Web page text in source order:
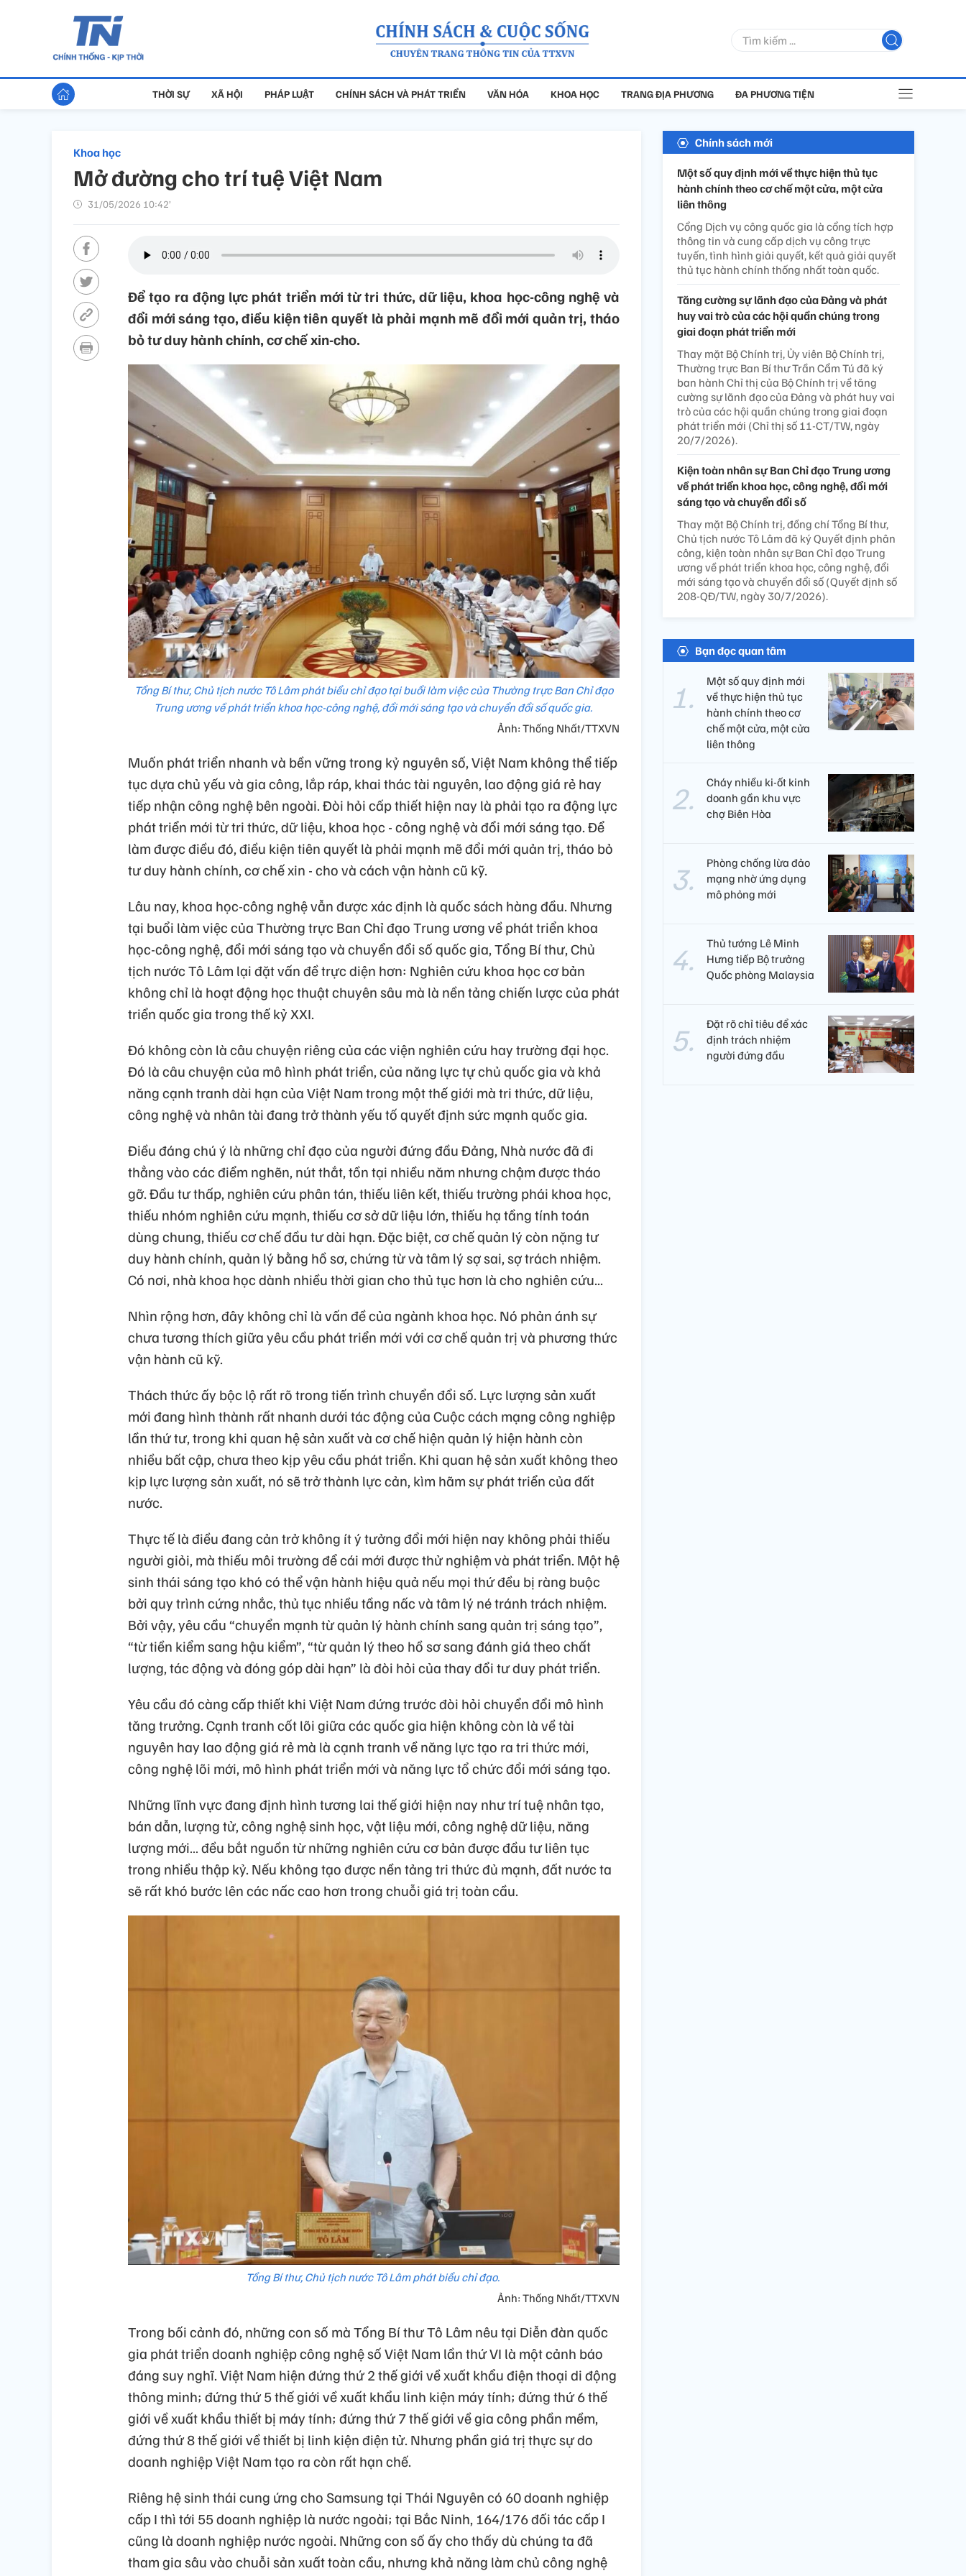
THỜI SỰ XÃ HỘI PHÁP LUẬT CHÍNH SÁCH VÀ PHÁT TRIỂN VĂN HÓA KHOA HỌC TRANG ĐỊA PHƯƠNG ĐA PHƯƠNG TIỆN
Khoa học
Mở đường cho trí tuệ Việt Nam
31/05/2026 10:42’
Để tạo ra động lực phát triển mới từ tri thức, dữ liệu, khoa học-công nghệ và
đổi mới sáng tạo, điều kiện tiên quyết là phải mạnh mẽ đổi mới quản trị, tháo
bỏ tư duy hành chính, cơ chế xin-cho.
Tổng Bí thư, Chủ tịch nước Tô Lâm phát biểu chỉ đạo tại buổi làm việc của Thường trực Ban Chỉ đạo
Trung ương về phát triển khoa học-công nghệ, đổi mới sáng tạo và chuyển đổi số quốc gia.
Ảnh: Thống Nhất/TTXVN
Muốn phát triển nhanh và bền vững trong kỷ nguyên số, Việt Nam không thể tiếp
tục dựa chủ yếu và gia công, lắp ráp, khai thác tài nguyên, lao động giá rẻ hay
tiếp nhận công nghệ bên ngoài. Đòi hỏi cấp thiết hiện nay là phải tạo ra động lực
phát triển mới từ tri thức, dữ liệu, khoa học - công nghệ và đổi mới sáng tạo. Để
làm được điều đó, điều kiện tiên quyết là phải mạnh mẽ đổi mới quản trị, tháo bỏ
tư duy hành chính, cơ chế xin - cho và cách vận hành cũ kỹ.
Lâu nay, khoa học-công nghệ vẫn được xác định là quốc sách hàng đầu. Nhưng
tại buổi làm việc của Thường trực Ban Chỉ đạo Trung ương về phát triển khoa
học-công nghệ, đổi mới sáng tạo và chuyển đổi số quốc gia, Tổng Bí thư, Chủ
tịch nước Tô Lâm lại đặt vấn đề trực diện hơn: Nghiên cứu khoa học cơ bản
không chỉ là hoạt động học thuật chuyên sâu mà là nền tảng chiến lược của phát
triển quốc gia trong thế kỷ XXI.
Đó không còn là câu chuyện riêng của các viện nghiên cứu hay trường đại học.
Đó là câu chuyện của mô hình phát triển, của năng lực tự chủ quốc gia và khả
năng cạnh tranh dài hạn của Việt Nam trong một thế giới mà tri thức, dữ liệu,
công nghệ và nhân tài đang trở thành yếu tố quyết định sức mạnh quốc gia.
Điều đáng chú ý là những chỉ đạo của người đứng đầu Đảng, Nhà nước đã đi
thẳng vào các điểm nghẽn, nút thắt, tồn tại nhiều năm nhưng chậm được tháo
gỡ. Đầu tư thấp, nghiên cứu phân tán, thiếu liên kết, thiếu trường phái khoa học,
thiếu nhóm nghiên cứu mạnh, thiếu cơ sở dữ liệu lớn, thiếu hạ tầng tính toán
dùng chung, thiếu cơ chế đầu tư dài hạn. Đặc biệt, cơ chế quản lý còn nặng tư
duy hành chính, quản lý bằng hồ sơ, chứng từ và tâm lý sợ sai, sợ trách nhiệm.
Có nơi, nhà khoa học dành nhiều thời gian cho thủ tục hơn là cho nghiên cứu...
Nhìn rộng hơn, đây không chỉ là vấn đề của ngành khoa học. Nó phản ánh sự
chưa tương thích giữa yêu cầu phát triển mới với cơ chế quản trị và phương thức
vận hành cũ kỹ.
Thách thức ấy bộc lộ rất rõ trong tiến trình chuyển đổi số. Lực lượng sản xuất
mới đang hình thành rất nhanh dưới tác động của Cuộc cách mạng công nghiệp
lần thứ tư, trong khi quan hệ sản xuất và cơ chế hiện quản lý hiện hành còn
nhiều bất cập, chưa theo kịp yêu cầu phát triển. Khi quan hệ sản xuất không theo
kịp lực lượng sản xuất, nó sẽ trở thành lực cản, kìm hãm sự phát triển của đất
nước.
Thực tế là điều đang cản trở không ít ý tưởng đổi mới hiện nay không phải thiếu
người giỏi, mà thiếu môi trường để cái mới được thử nghiệm và phát triển. Một hệ
sinh thái sáng tạo khó có thể vận hành hiệu quả nếu mọi thứ đều bị ràng buộc
bởi quy trình cứng nhắc, thủ tục nhiều tầng nấc và tâm lý né tránh trách nhiệm.
Bởi vậy, yêu cầu “chuyển mạnh từ quản lý hành chính sang quản trị sáng tạo”,
“từ tiền kiểm sang hậu kiểm”, “từ quản lý theo hồ sơ sang đánh giá theo chất
lượng, tác động và đóng góp dài hạn” là đòi hỏi của thay đổi tư duy phát triển.
Yêu cầu đó càng cấp thiết khi Việt Nam đứng trước đòi hỏi chuyển đổi mô hình
tăng trưởng. Cạnh tranh cốt lõi giữa các quốc gia hiện không còn là về tài
nguyên hay lao động giá rẻ mà là cạnh tranh về năng lực tạo ra tri thức mới,
công nghệ lõi mới, mô hình phát triển mới và năng lực tổ chức đổi mới sáng tạo.
Những lĩnh vực đang định hình tương lai thế giới hiện nay như trí tuệ nhân tạo,
bán dẫn, lượng tử, công nghệ sinh học, vật liệu mới, công nghệ dữ liệu, năng
lượng mới… đều bắt nguồn từ những nghiên cứu cơ bản được đầu tư liên tục
trong nhiều thập kỷ. Nếu không tạo được nền tảng tri thức đủ mạnh, đất nước ta
sẽ rất khó bước lên các nấc cao hơn trong chuỗi giá trị toàn cầu.
Tổng Bí thư, Chủ tịch nước Tô Lâm phát biểu chỉ đạo.
Ảnh: Thống Nhất/TTXVN
Trong bối cảnh đó, những con số mà Tổng Bí thư Tô Lâm nêu tại Diễn đàn quốc
gia phát triển doanh nghiệp công nghệ số Việt Nam lần thứ VI là một cảnh báo
đáng suy nghĩ. Việt Nam hiện đứng thứ 2 thế giới về xuất khẩu điện thoại di động
thông minh; đứng thứ 5 thế giới về xuất khẩu linh kiện máy tính; đứng thứ 6 thế
giới về xuất khẩu thiết bị máy tính; đứng thứ 7 thế giới về gia công phần mềm,
đứng thứ 8 thế giới về thiết bị linh kiện điện tử. Nhưng phần giá trị thực sự do
doanh nghiệp Việt Nam tạo ra còn rất hạn chế.
Riêng hệ sinh thái cung ứng cho Samsung tại Thái Nguyên có 60 doanh nghiệp
cấp I thì tới 55 doanh nghiệp là nước ngoài; tại Bắc Ninh, 164/176 đối tác cấp I
cũng là doanh nghiệp nước ngoài. Những con số ấy cho thấy dù chúng ta đã
tham gia sâu vào chuỗi sản xuất toàn cầu, nhưng khả năng làm chủ công nghệ
Chính sách mới
Một số quy định mới về thực hiện thủ tục
hành chính theo cơ chế một cửa, một cửa
liên thông
Cổng Dịch vụ công quốc gia là cổng tích hợp
thông tin và cung cấp dịch vụ công trực
tuyến, tình hình giải quyết, kết quả giải quyết
thủ tục hành chính thống nhất toàn quốc.
Tăng cường sự lãnh đạo của Đảng và phát
huy vai trò của các hội quần chúng trong
giai đoạn phát triển mới
Thay mặt Bộ Chính trị, Ủy viên Bộ Chính trị,
Thường trực Ban Bí thư Trần Cẩm Tú đã ký
ban hành Chỉ thị của Bộ Chính trị về tăng
cường sự lãnh đạo của Đảng và phát huy vai
trò của các hội quần chúng trong giai đoạn
phát triển mới (Chỉ thị số 11-CT/TW, ngày
20/7/2026).
Kiện toàn nhân sự Ban Chỉ đạo Trung ương
về phát triển khoa học, công nghệ, đổi mới
sáng tạo và chuyển đổi số
Thay mặt Bộ Chính trị, đồng chí Tổng Bí thư,
Chủ tịch nước Tô Lâm đã ký Quyết định phân
công, kiện toàn nhân sự Ban Chỉ đạo Trung
ương về phát triển khoa học, công nghệ, đổi
mới sáng tạo và chuyển đổi số (Quyết định số
208-QĐ/TW, ngày 30/7/2026).
Bạn đọc quan tâm
Một số quy định mới
về thực hiện thủ tục
hành chính theo cơ
chế một cửa, một cửa
liên thông
Cháy nhiều ki-ốt kinh
doanh gần khu vực
chợ Biên Hòa
Phòng chống lừa đảo
mạng nhờ ứng dụng
mô phỏng mới
Thủ tướng Lê Minh
Hưng tiếp Bộ trưởng
Quốc phòng Malaysia
Đặt rõ chỉ tiêu để xác
định trách nhiệm
người đứng đầu